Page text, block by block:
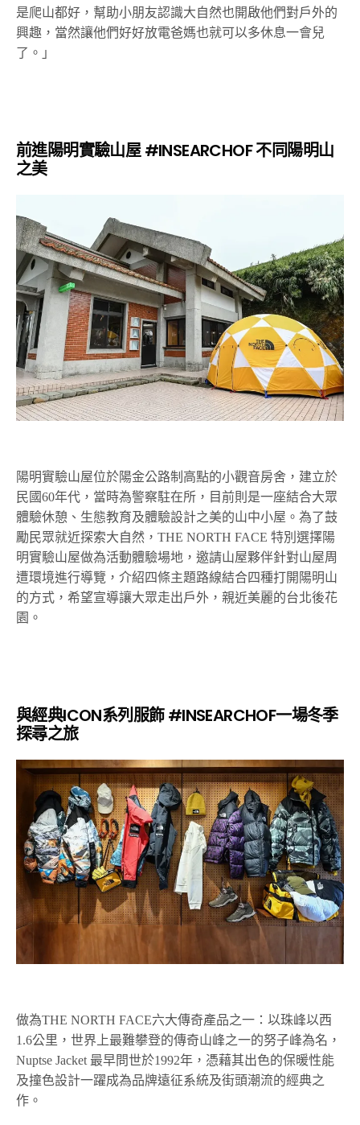
是爬山都好，幫助小朋友認識大自然也開啟他們對戶外的
興趣，當然讓他們好好放電爸媽也就可以多休息一會兒
了。」
前進陽明實驗山屋 #INSEARCHOF 不同陽明山
之美
陽明實驗山屋位於陽金公路制高點的小觀音房舍，建立於
民國60年代，當時為警察駐在所，目前則是一座結合大眾
體驗休憩、生態教育及體驗設計之美的山中小屋。為了鼓
勵民眾就近探索大自然，THE NORTH FACE 特別選擇陽
明實驗山屋做為活動體驗場地，邀請山屋夥伴針對山屋周
遭環境進行導覽，介紹四條主題路線結合四種打開陽明山
的方式，希望宣導讓大眾走出戶外，親近美麗的台北後花
園。
與經典ICON系列服飾 #INSEARCHOF一場冬季
探尋之旅
做為THE NORTH FACE六大傳奇產品之一：以珠峰以⻄
1.6公里，世界上最難攀登的傳奇山峰之一的努子峰為名，
Nuptse Jacket 最早問世於1992年，憑藉其出色的保暖性能
及撞色設計一躍成為品牌遠征系統及街頭潮流的經典之
作。